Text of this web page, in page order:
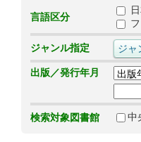
言語区分
ジャンル指定
出版／発行年月
検索対象図書館 中